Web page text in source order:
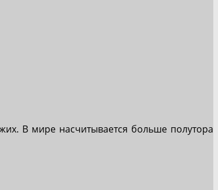
В мире насчитывается больше полутора